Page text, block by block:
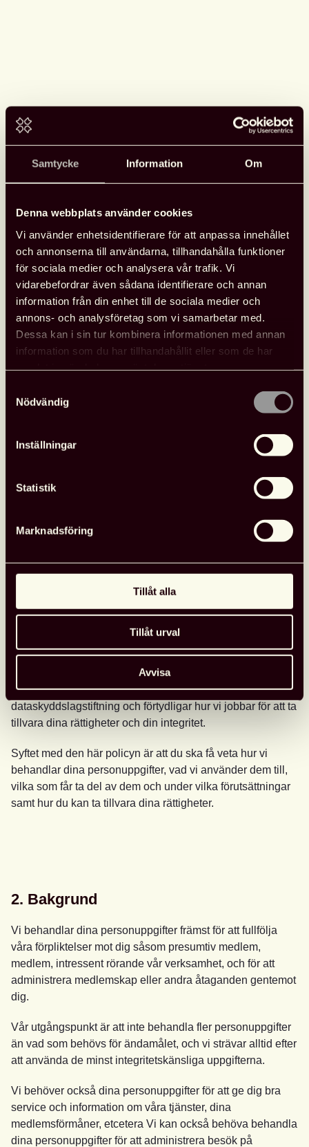
Samtycke Information Om
Denna webbplats använder cookies
Vi använder enhetsidentifierare för att anpassa innehållet
och annonserna till användarna, tillhandahålla funktioner
för sociala medier och analysera vår trafik. Vi
vidarebefordrar även sådana identifierare och annan
information från din enhet till de sociala medier och
annons- och analysföretag som vi samarbetar med.
Dessa kan i sin tur kombinera informationen med annan
information som du har tillhandahållit eller som de har
Nödvändig
Inställningar
Statistik
Marknadsföring
Tillåt alla
Tillåt urval
Avvisa
Vi värnar om din integritet. Du ska kunna känna dig trygg
när du anförtror oss dina personuppgifter. Därför har vi
upprättat denna policy som utgår från gällande
dataskyddslagstiftning och förtydligar hur vi jobbar för att ta
tillvara dina rättigheter och din integritet.
Syftet med den här policyn är att du ska få veta hur vi
behandlar dina personuppgifter, vad vi använder dem till,
vilka som får ta del av dem och under vilka förutsättningar
samt hur du kan ta tillvara dina rättigheter.
2. Bakgrund
Vi behandlar dina personuppgifter främst för att fullfölja
våra förpliktelser mot dig såsom presumtiv medlem,
medlem, intressent rörande vår verksamhet, och för att
administrera medlemskap eller andra åtaganden gentemot
dig.
Vår utgångspunkt är att inte behandla fler personuppgifter
än vad som behövs för ändamålet, och vi strävar alltid efter
att använda de minst integritetskänsliga uppgifterna.
Vi behöver också dina personuppgifter för att ge dig bra
service och information om våra tjänster, dina
medlemsförmåner, etcetera Vi kan också behöva behandla
dina personuppgifter för att administrera besök på